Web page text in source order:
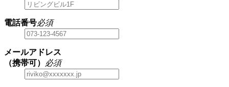
電話番号必須
メールアドレス
（携帯可）
必須